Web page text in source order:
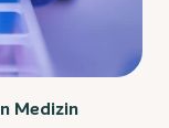
Medizin